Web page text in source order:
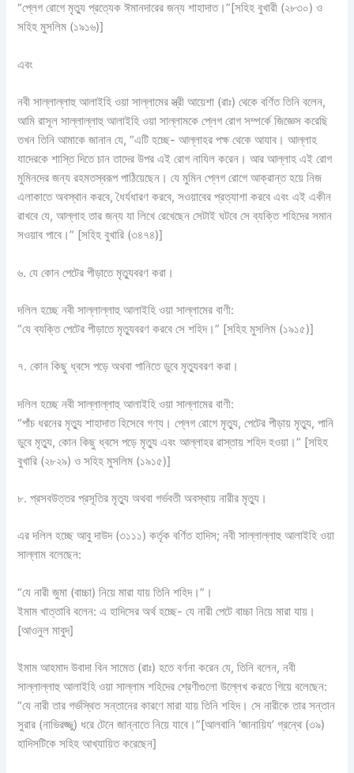
“প্লেগ রোগে মৃত্যু প্রত্যেক ঈমানদারের জন্য শাহাদাত।”[সহিহ বুখারী (২৮৩০) ও
সহিহ মুসলিম (১৯১৬)]
এবং
নবী সাল্লাল্লাহু আলাইহি ওয়া সাল্লামের স্ত্রী আয়েশা (রাঃ) থেকে বর্ণিত তিনি বলেন,
আমি রাসূল সাল্লাল্লাহু আলাইহি ওয়া সাল্লামকে প্লেগ রোগ সম্পর্কে জিজ্ঞেস করেছি
তখন তিনি আমাকে জানান যে, “এটি হচ্ছে- আল্লাহর পক্ষ থেকে আযাব। আল্লাহ
যাদেরকে শাস্তি দিতে চান তাদের উপর এই রোগ নাযিল করেন। আর আল্লাহ এই রোগ
মুমিনদের জন্য রহমতস্বরূপ পাঠিয়েছেন। যে মুমিন প্লেগ রোগে আক্রান্ত হয়ে নিজ
এলাকাতে অবস্থান করবে, ধৈর্যধারণ করবে, সওয়াবের প্রত্যাশা করবে এবং এই একীন
রাখবে যে, আল্লাহ তার জন্য যা লিখে রেখেছেন সেটাই ঘটবে সে ব্যক্তি শহিদের সমান
সওয়াব পাবে।” [সহিহ বুখারি (৩৪৭৪)]
৬. যে কোন পেটের পীড়াতে মৃত্যুবরণ করা।
দলিল হচ্ছে নবী সাল্লাল্লাহু আলাইহি ওয়া সাল্লামের বাণী:
“যে ব্যক্তি পেটের পীড়াতে মৃত্যুবরণ করবে সে শহিদ।” [সহিহ মুসলিম (১৯১৫)]
৭. কোন কিছু ধ্বসে পড়ে অথবা পানিতে ডুবে মৃত্যুবরণ করা।
দলিল হচ্ছে নবী সাল্লাল্লাহু আলাইহি ওয়া সাল্লামের বাণী:
“পাঁচ ধরনের মৃত্যু শাহাদাত হিসেবে গণ্য। প্লেগ রোগে মৃত্যু, পেটের পীড়ায় মৃত্যু, পানি
ডুবে মৃত্যু, কোন কিছু ধ্বসে পড়ে মৃত্যু এবং আল্লাহর রাস্তায় শহিদ হওয়া।” [সহিহ
বুখারি (২৮২৯) ও সহিহ মুসলিম (১৯১৫)]
৮. প্রসবউত্তর প্রসূতির মৃত্যু অথবা গর্ভবতী অবস্থায় নারীর মৃত্যু।
এর দলিল হচ্ছে আবু দাউদ (৩১১১) কর্তৃক বর্ণিত হাদিস; নবী সাল্লাল্লাহু আলাইহি ওয়া
সাল্লাম বলেছেন:
“যে নারী জুমা (বাচ্চা) নিয়ে মারা যায় তিনি শহিদ।”।
ইমাম খাত্তাবি বলেন: এ হাদিসের অর্থ হচ্ছে- যে নারী পেটে বাচ্চা নিয়ে মারা যায়।
[আওনুল মাবুদ]
ইমাম আহমাদ উবাদা বিন সামেত (রাঃ) হতে বর্ণনা করেন যে, তিনি বলেন, নবী
সাল্লাল্লাহু আলাইহি ওয়া সাল্লাম শহিদের শ্রেণীগুলো উল্লেখ করতে গিয়ে বলেছেন:
“যে নারী তার গর্ভস্থিত সন্তানের কারণে মারা যায় তিনি শহিদ। সে নারীকে তার সন্তান
সুরার (নাভিরজ্জু) ধরে টেনে জান্নাতে নিয়ে যাবে।”[আলবানি ‘জানায়িয’ গ্রন্থে (৩৯)
হাদিসটিকে সহিহ আখ্যায়িত করেছেন]